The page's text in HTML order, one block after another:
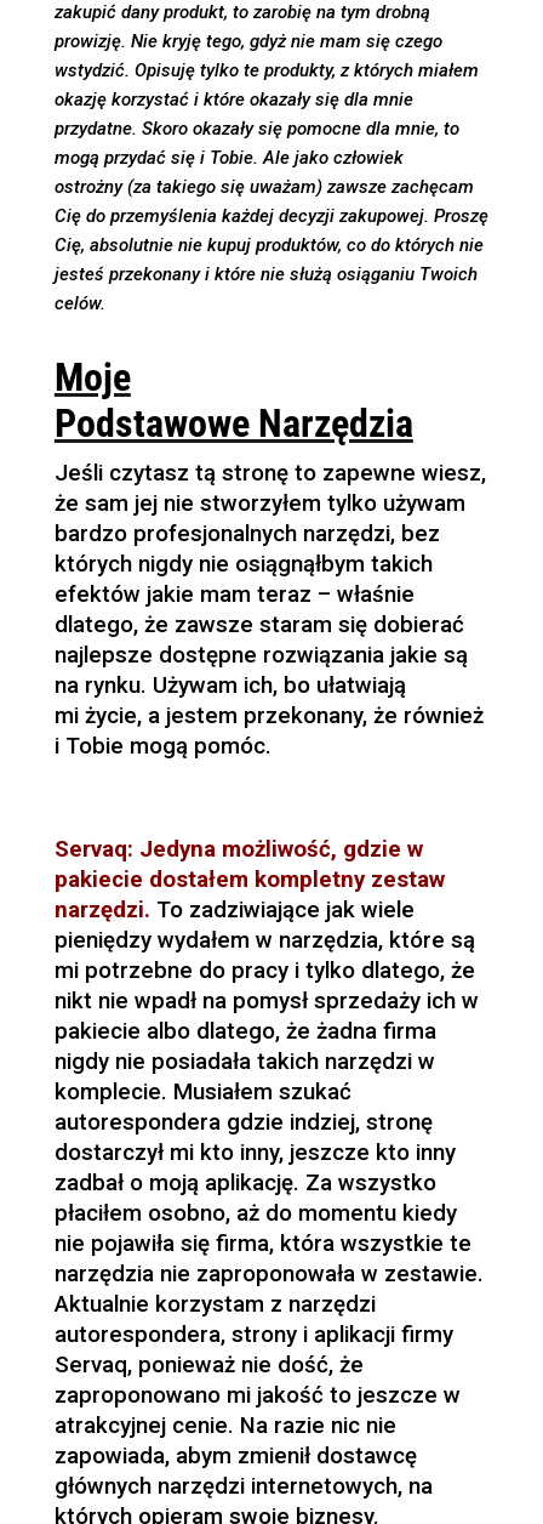
zakupić dany produkt, to zarobię na tym drobną
prowizję. Nie kryję tego, gdyż nie mam się czego
wstydzić. Opisuję tylko te produkty, z których miałem
okazję korzystać i które okazały się dla mnie
przydatne. Skoro okazały się pomocne dla mnie, to
mogą przydać się i Tobie. Ale jako człowiek
ostrożny (za takiego się uważam) zawsze zachęcam
Cię do przemyślenia każdej decyzji zakupowej. Proszę
Cię, absolutnie nie kupuj produktów, co do których nie
jesteś przekonany i które nie służą osiąganiu Twoich
celów.
Moje
Podstawowe Narzędzia
Jeśli czytasz tą stronę to zapewne wiesz,
że sam jej nie stworzyłem tylko używam
bardzo profesjonalnych narzędzi, bez
których nigdy nie osiągnąłbym takich
efektów jakie mam teraz – właśnie
dlatego, że zawsze staram się dobierać
najlepsze dostępne rozwiązania jakie są
na rynku. Używam ich, bo ułatwiają
mi życie, a jestem przekonany, że również
i Tobie mogą pomóc.
Servaq: Jedyna możliwość, gdzie w
pakiecie dostałem kompletny zestaw
narzędzi. To zadziwiające jak wiele
pieniędzy wydałem w narzędzia, które są
mi potrzebne do pracy i tylko dlatego, że
nikt nie wpadł na pomysł sprzedaży ich w
pakiecie albo dlatego, że żadna firma
nigdy nie posiadała takich narzędzi w
komplecie. Musiałem szukać
autorespondera gdzie indziej, stronę
dostarczył mi kto inny, jeszcze kto inny
zadbał o moją aplikację. Za wszystko
płaciłem osobno, aż do momentu kiedy
nie pojawiła się firma, która wszystkie te
narzędzia nie zaproponowała w zestawie.
Aktualnie korzystam z narzędzi
autorespondera, strony i aplikacji firmy
Servaq, ponieważ nie dość, że
zaproponowano mi jakość to jeszcze w
atrakcyjnej cenie. Na razie nic nie
zapowiada, abym zmienił dostawcę
głównych narzędzi internetowych, na
których opieram swoje biznesy.